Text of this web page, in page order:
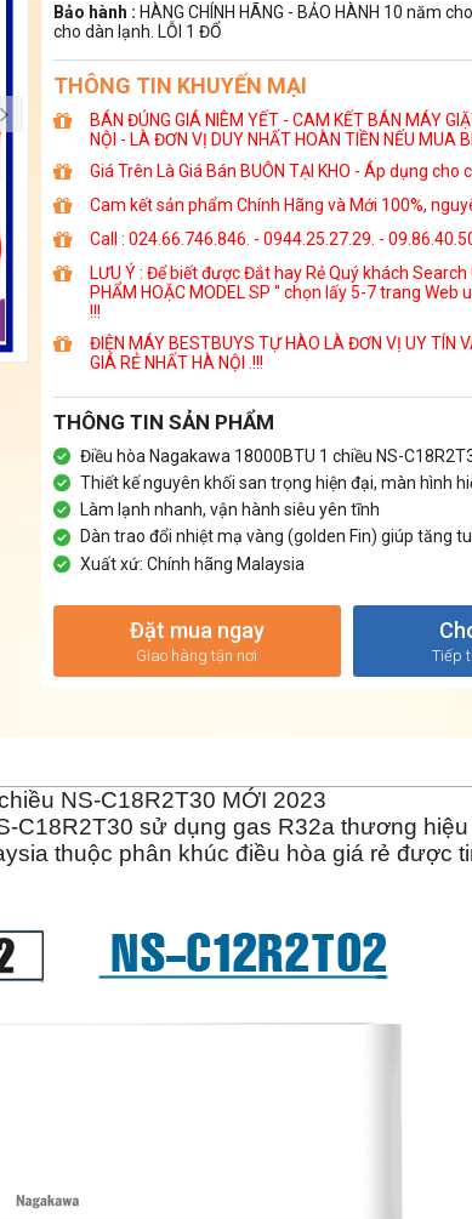
Bảo hành : HÀNG CHÍNH HÃNG - BẢO HÀNH 10 năm
cho dàn lạnh. LỖI 1 ĐỔ
THÔNG TIN KHUYẾN MẠI
BÁN ĐÚNG GIÁ NIÊM YẾT - CAM KẾT BÁN MÁY
NỘI - LÀ ĐƠN VỊ DUY NHẤT HOÀN TIỀN NẾU MUA
Giá Trên Là Giá Bán BUÔN TẠI KHO - Áp dụng cho
Cam kết sản phẩm Chính Hãng và Mới 100%,
Call : 024.66.746.846. - 0944.25.27.29. -
LƯU Ý : Để biết được Đắt hay Rẻ Quý khách Search
PHẨM HOẶC MODEL SP '' chọn lấy 5-7 trang Web
!!!
ĐIỆN MÁY BESTBUYS TỰ HÀO LÀ ĐƠN VỊ UY TÍN
GIÁ RẺ NHẤT HÀ NỘI .!!!
THÔNG TIN SẢN PHẨM
Điều hòa Nagakawa 18000BTU 1 chiều NS-
Thiết kế nguyên khối san trọng hiện đại, màn hình
Làm lạnh nhanh, vận hành siêu yên tĩnh
Dàn trao đổi nhiệt mạ vàng (golden Fin) giúp tăng
Xuất xứ: Chính hãng Malaysia
Đặt mua ngay
Giao hàng tận nơi Tiếp
NS-C18R2T30 MỚI 2023
C18R2T30 sử dụng gas R32a thương hiệu
thuộc phân khúc điều hòa giá rẻ được